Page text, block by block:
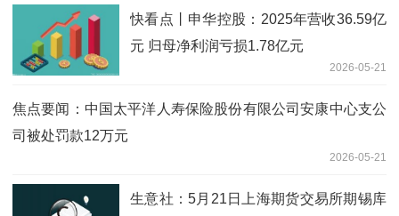
快看点丨申华控股：2025年营收36.59亿
元 归母净利润亏损1.78亿元
2026-05-21
焦点要闻：中国太平洋人寿保险股份有限公司安康中心支公
司被处罚款12万元
2026-05-21
生意社：5月21日上海期货交易所期锡库